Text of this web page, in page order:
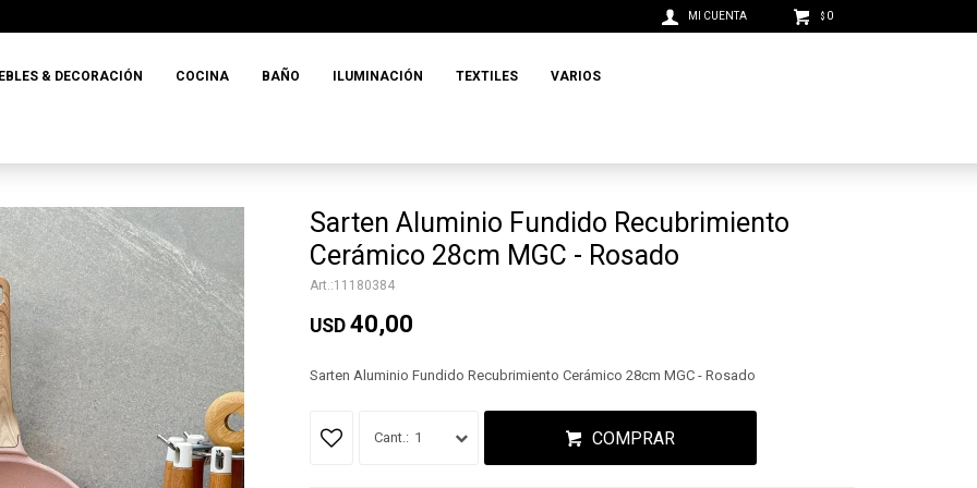
& DECORACIÓN COCINA BAÑO ILUMINACIÓN TEXTILES VARIOS
$ 0
Sarten Aluminio Fundido Recubrimiento
Cerámico 28cm MGC - Rosado
11180384
USD 40,00
Sarten Aluminio Fundido Recubrimiento Cerámico 28cm MGC - Rosado
1 COMPRAR